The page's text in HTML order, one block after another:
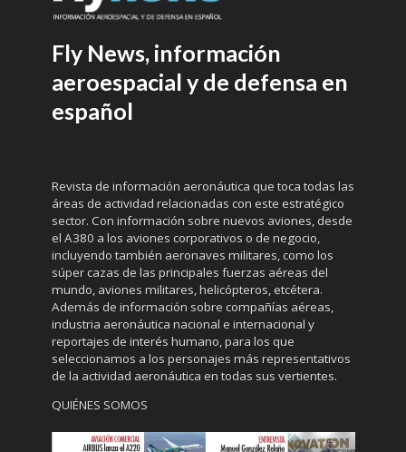
Fly News, información
aeroespacial y de defensa en
español
Revista de información aeronáutica que toca todas las
áreas de actividad relacionadas con este estratégico
sector. Con información sobre nuevos aviones, desde
el A380 a los aviones corporativos o de negocio,
incluyendo también aeronaves militares, como los
súper cazas de las principales fuerzas aéreas del
mundo, aviones militares, helicópteros, etcétera.
Además de información sobre compañías aéreas,
industria aeronáutica nacional e internacional y
reportajes de interés humano, para los que
seleccionamos a los personajes más representativos
de la actividad aeronáutica en todas sus vertientes.
QUIÉNES SOMOS